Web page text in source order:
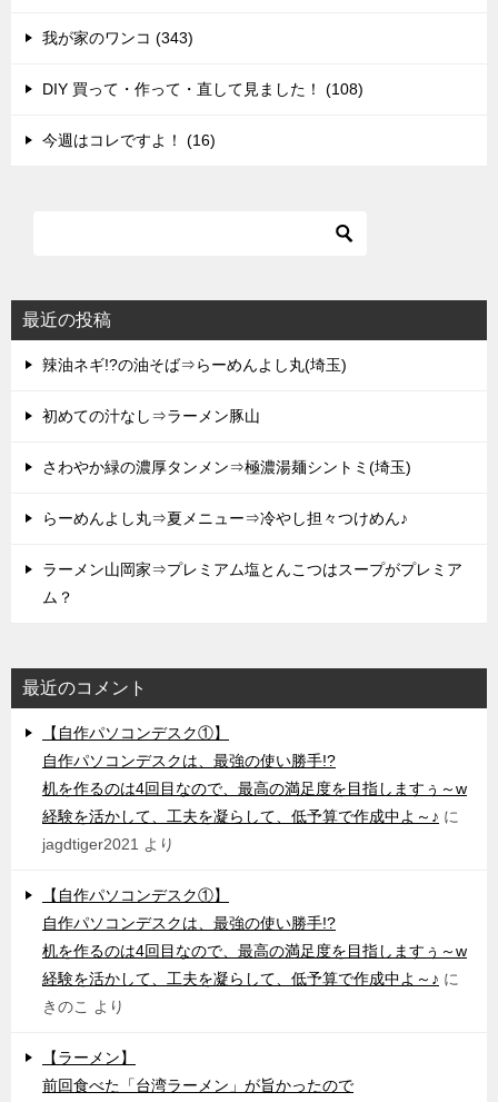
我が家のワンコ (343)
DIY 買って・作って・直して見ました！ (108)
今週はコレですよ！ (16)
最近の投稿
辣油ネギ!?の油そば⇒らーめんよし丸(埼玉)
初めての汁なし⇒ラーメン豚山
さわやか緑の濃厚タンメン⇒極濃湯麺シントミ(埼玉)
らーめんよし丸⇒夏メニュー⇒冷やし担々つけめん♪
ラーメン山岡家⇒プレミアム塩とんこつはスープがプレミア
ム？
最近のコメント
【自作パソコンデスク①】
自作パソコンデスクは、最強の使い勝手!?
机を作るのは4回目なので、最高の満足度を目指しますぅ～w
経験を活かして、工夫を凝らして、低予算で作成中よ～♪ に
jagdtiger2021 より
【自作パソコンデスク①】
自作パソコンデスクは、最強の使い勝手!?
机を作るのは4回目なので、最高の満足度を目指しますぅ～w
経験を活かして、工夫を凝らして、低予算で作成中よ～♪ に
きのこ より
【ラーメン】
前回食べた「台湾ラーメン」が旨かったので